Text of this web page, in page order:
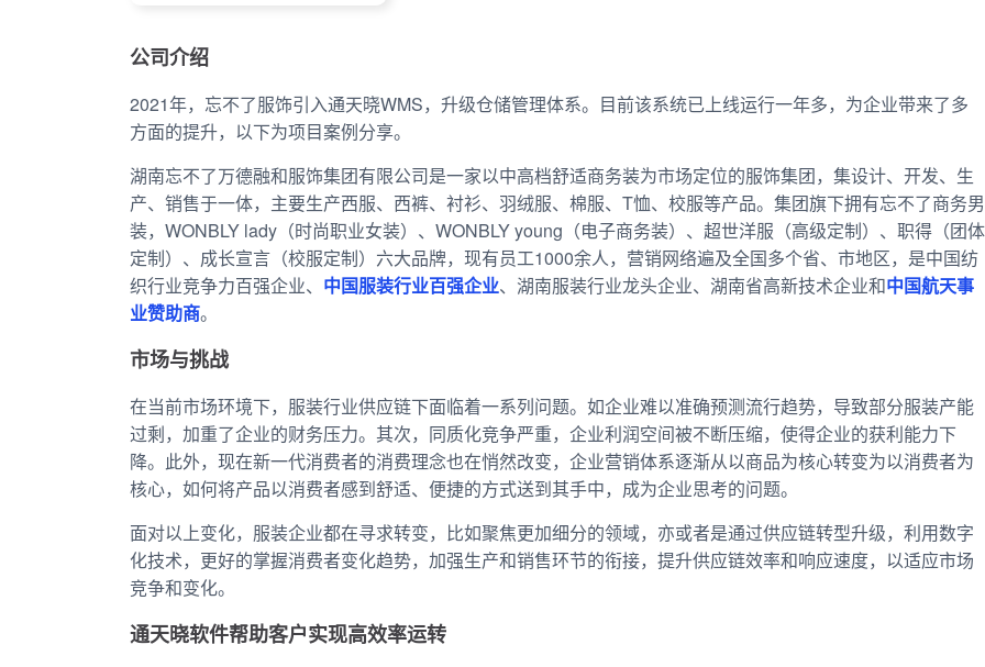
公司介绍
2021年，忘不了服饰引入通天晓WMS，升级仓储管理体系。目前该系统已上线运行一年多，为企业带来了多
方面的提升，以下为项目案例分享。
湖南忘不了万德融和服饰集团有限公司是一家以中高档舒适商务装为市场定位的服饰集团，集设计、开发、生
产、销售于一体，主要生产西服、西裤、衬衫、羽绒服、棉服、T恤、校服等产品。集团旗下拥有忘不了商务男
装，WONBLY lady（时尚职业女装）、WONBLY young（电子商务装）、超世洋服（高级定制）、职得（团体
定制）、成长宣言（校服定制）六大品牌，现有员工1000余人，营销网络遍及全国多个省、市地区，是中国纺
织行业竞争力百强企业、 中国服装行业百强企业、湖南服装行业龙头企业、湖南省高新技术企业和中国航天事
业赞助商。
市场与挑战
在当前市场环境下，服装行业供应链下面临着一系列问题。如企业难以准确预测流行趋势，导致部分服装产能
过剩，加重了企业的财务压力。其次，同质化竞争严重，企业利润空间被不断压缩，使得企业的获利能力下
降。此外，现在新一代消费者的消费理念也在悄然改变，企业营销体系逐渐从以商品为核心转变为以消费者为
核心，如何将产品以消费者感到舒适、便捷的方式送到其手中，成为企业思考的问题。
面对以上变化，服装企业都在寻求转变，比如聚焦更加细分的领域，亦或者是通过供应链转型升级，利用数字
化技术，更好的掌握消费者变化趋势，加强生产和销售环节的衔接，提升供应链效率和响应速度，以适应市场
竞争和变化。
通天晓软件帮助客户实现高效率运转